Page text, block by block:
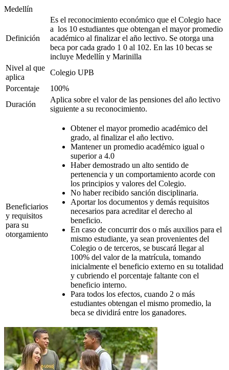
Medellín
Definición
Es el reconocimiento económico que el Colegio hace
a los 10 estudiantes que obtengan el mayor promedio
académico al finalizar el año lectivo. Se otorga una
beca por cada grado 1 0 al 102. En las 10 becas se
incluye Medellín y Marinilla
Nivel al que
aplica
Colegio UPB
Porcentaje
100%
Duración
Aplica sobre el valor de las pensiones del año lectivo
siguiente a su reconocimiento.
Beneficiarios
y requisitos
para su
otorgamiento
Obtener el mayor promedio académico del
grado, al finalizar el año lectivo.
Mantener un promedio académico igual o
superior a 4.0
Haber demostrado un alto sentido de
pertenencia y un comportamiento acorde con
los principios y valores del Colegio.
No haber recibido sanción disciplinaria.
Aportar los documentos y demás requisitos
necesarios para acreditar el derecho al
beneficio.
En caso de concurrir dos o más auxilios para el
mismo estudiante, ya sean provenientes del
Colegio o de terceros, se buscará llegar al
100% del valor de la matrícula, tomando
inicialmente el beneficio externo en su totalidad
y cubriendo el porcentaje faltante con el
beneficio interno.
Para todos los efectos, cuando 2 o más
estudiantes obtengan el mismo promedio, la
beca se dividirá entre los ganadores.